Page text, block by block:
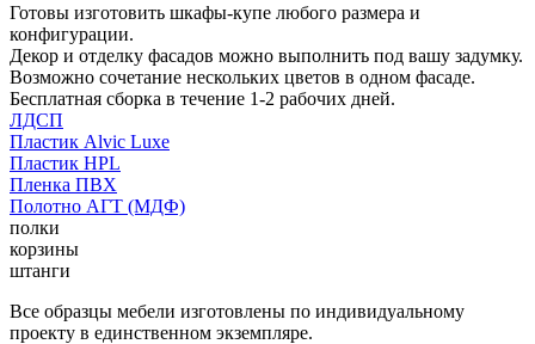
Готовы изготовить шкафы-купе любого размера и
конфигурации.
Декор и отделку фасадов можно выполнить под вашу задумку.
Возможно сочетание нескольких цветов в одном фасаде.
Бесплатная сборка в течение 1-2 рабочих дней.
ЛДСП
Пластик Alvic Luxe
Пластик HPL
Пленка ПВХ
Полотно АГТ (МДФ)
полки
корзины
штанги
Все образцы мебели изготовлены по индивидуальному
проекту в единственном экземпляре.